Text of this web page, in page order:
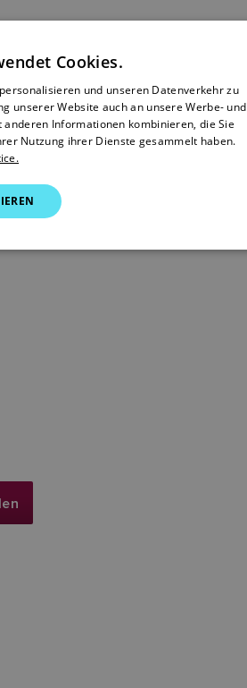
Cookies.
und unseren Datenverkehr zu
unserer Website auch an unsere Werbe- und
Informationen kombinieren, die Sie
Nutzung ihrer Dienste gesammelt haben.